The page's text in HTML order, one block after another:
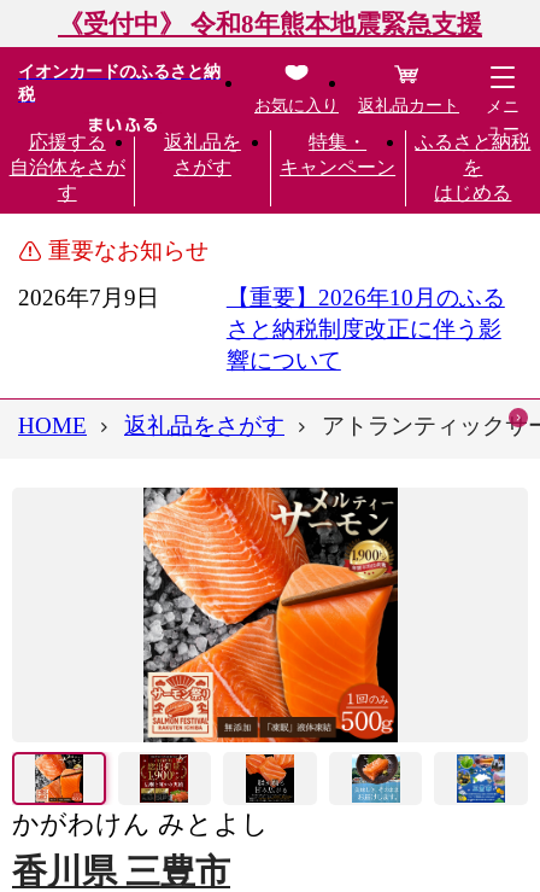
《受付中》 令和8年熊本地震緊急支援
イオンカードのふるさと納
税
応援する
自治体をさが
す
返礼品を
さがす
特集・
キャンペーン
ふるさと納税
を
はじめる
お気に入り 返礼品カート
メニ
ュー
重要なお知らせ
2026年7月9日
【重要】2026年10月のふる
さと納税制度改正に伴う影
響について
HOME 返礼品をさがす アトランティック
かがわけん みとよし
香川県 三豊市